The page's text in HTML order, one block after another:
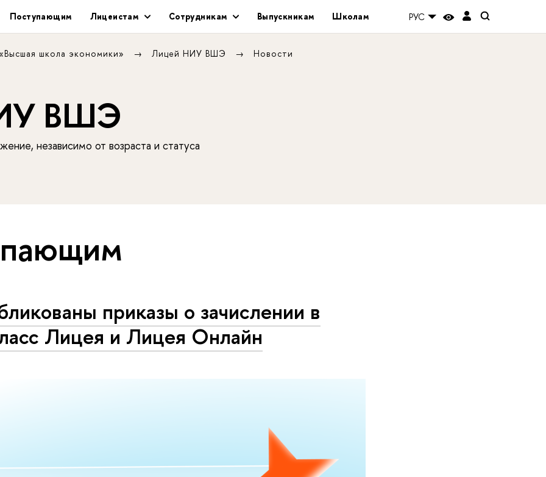
Поступающим Лицеистам Сотрудникам Выпускникам Школам РУС
школа экономики» Лицей НИУ ВШЭ Новости
ВШЭ
независимо от возраста и статуса
приказы о зачислении в
Лицея и Лицея Онлайн